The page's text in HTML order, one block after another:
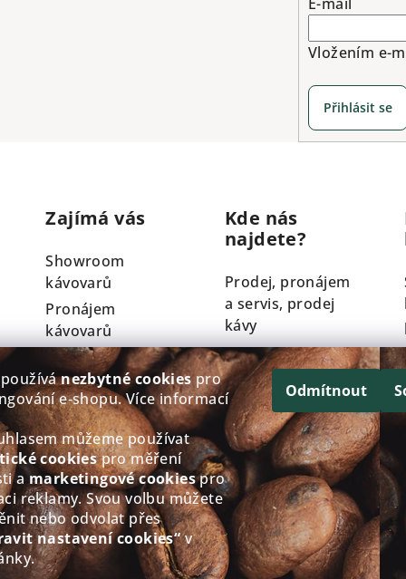
nezbytné cookiespro
e‑shopu. Více informací
můžeme používat
cookiespro měření
amarketingové cookiespro
reklamy. Svou volbu můžete
nebo odvolat přes
nastavení cookies“v
Odmítnout
Vložením e-
Přihlásit se
Zajímá vás
Showroom
kávovarů
Pronájem
kávovarů
Servis kávovarů
Technologie
Nivona
Velkoobchod
Věrnostní
program
Kde nás
najdete?
Prodej, pronájem
a servis, prodej
kávy
Křížkovského
793/61, Třebíč
Po - Čt: 8:00-12.00
13.00-17.00
Pá: 8:00-12.00
13.00-16.00
So - Ne: Zavřeno
Zobrazit na
Google mapách